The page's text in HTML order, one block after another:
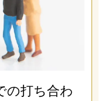
の打ち合わ